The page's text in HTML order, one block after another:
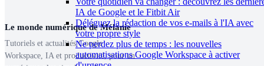
IA de Google et le Fitbit Air
Déléguez la rédaction de vos e-mails à l'IA avec
votre propre style
Ne perdez plus de temps : les nouvelles
automatisations Google Workspace à activer
Le monde numérique de Mélanie
Tutoriels et actualités Google
Workspace, IA et productivité, pour un